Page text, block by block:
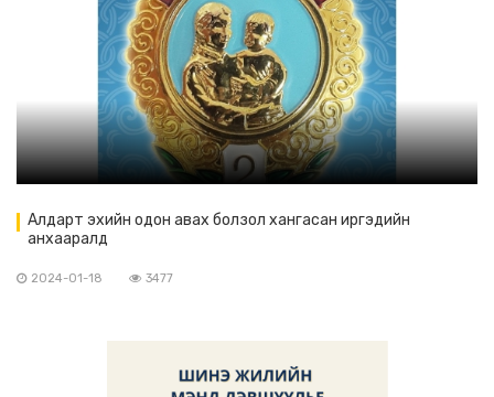
Алдарт эхийн одон авах болзол хангасан иргэдийн
анхааралд
2024-01-18 3477